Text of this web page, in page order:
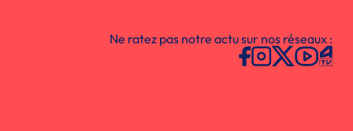
Ne ratez pas notre actu sur nos réseaux :